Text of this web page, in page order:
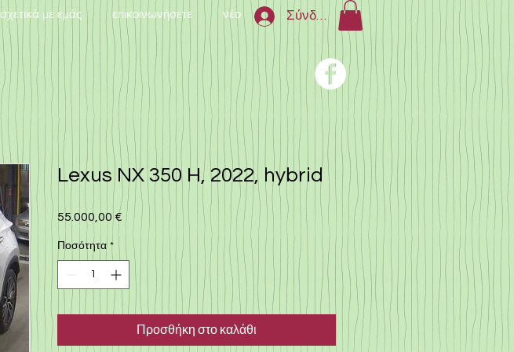
σχετικά με εμάς επικοινωνήσετε νέο Σύνδεση
Lexus NX 350 H, 2022, hybrid
55.000,00 € Τιμή
Ποσότητα *
Προσθήκη στο καλάθι